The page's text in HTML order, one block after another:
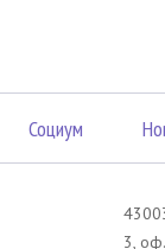
Социум
3,